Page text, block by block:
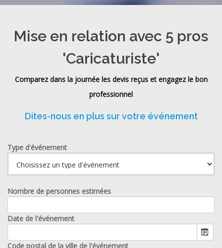
Mise en relation avec 5 pros
'Caricaturiste'
Comparez dans la journée les devis reçus et engagez le bon
professionnel
Dites-nous en plus sur votre événement
Type d'événement
Nombre de personnes estimées
Date de l'événement
Code postal de la ville de l'événement